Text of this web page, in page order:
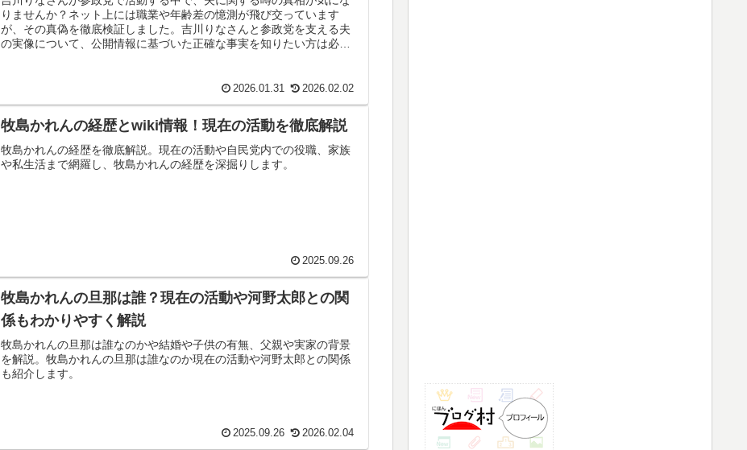
りませんか？ネット上には職業や年齢差の憶測が飛び交っています
が、その真偽を徹底検証しました。吉川りなさんと参政党を支える夫
の実像について、公開情報に基づいた正確な事実を知りたい方は必見
2026.01.31 2026.02.02
牧島かれんの経歴とwiki情報！現在の活動を徹底解説
牧島かれんの経歴を徹底解説。現在の活動や自民党内での役職、家族
や私生活まで網羅し、牧島かれんの経歴を深掘りします。
2025.09.26
牧島かれんの旦那は誰？現在の活動や河野太郎との関
係もわかりやすく解説
牧島かれんの旦那は誰なのかや結婚や子供の有無、父親や実家の背景
を解説。牧島かれんの旦那は誰なのか現在の活動や河野太郎との関係
も紹介します。
2025.09.26 2026.02.04